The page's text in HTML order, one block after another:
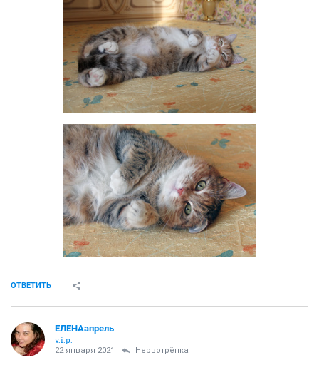
ОТВЕТИТЬ
ЕЛЕНАапрель
v.i.p.
22 января 2021 Нервотрёпка